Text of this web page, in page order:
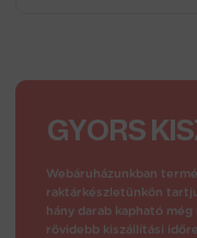
GYORS
Webáruházunkban
raktárkészletünkön
hány darab kapható
rövidebb kiszállítási